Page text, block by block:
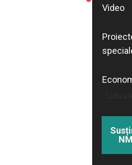
Video
NM